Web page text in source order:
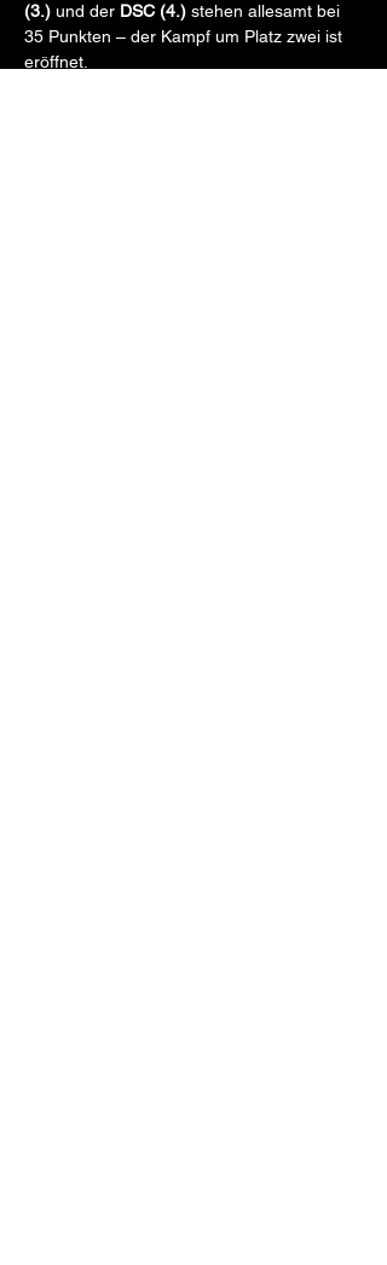
(3.) und der DSC (4.) stehen allesamt bei
35 Punkten – der Kampf um Platz zwei ist
eröffnet.